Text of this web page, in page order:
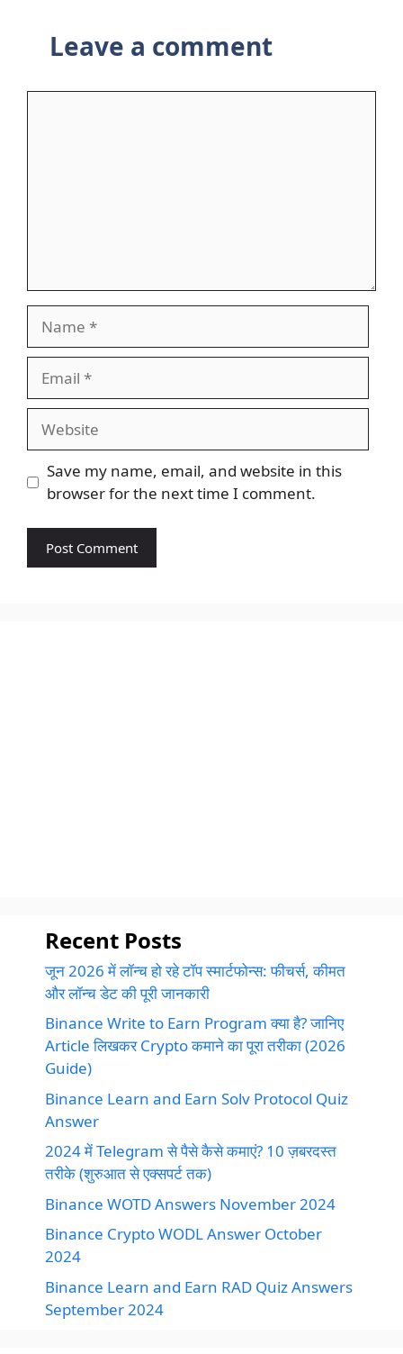
Leave a comment
Save my name, email, and website in this
browser for the next time I comment.
Recent Posts
जून 2026 में लॉन्च हो रहे टॉप स्मार्टफोन्स: फीचर्स, कीमत
और लॉन्च डेट की पूरी जानकारी
Binance Write to Earn Program क्या है? जानिए
Article लिखकर Crypto कमाने का पूरा तरीका (2026
Guide)
Binance Learn and Earn Solv Protocol Quiz
Answer
2024 में Telegram से पैसे कैसे कमाएं? 10 ज़बरदस्त
तरीके (शुरुआत से एक्सपर्ट तक)
Binance WOTD Answers November 2024
Binance Crypto WODL Answer October
2024
Binance Learn and Earn RAD Quiz Answers
September 2024